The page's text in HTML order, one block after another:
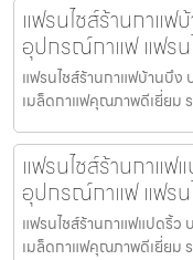
แฟรนไชส์ร้านกาแฟ
อุปกรณ์กาแฟ แฟรน
แฟรนไชส์ร้านกาแฟบ้านบึง
เมล็ดกาแฟคุณภาพดีเยี่ยม
แฟรนไชส์ร้านกาแฟ
อุปกรณ์กาแฟ แฟรน
แฟรนไชส์ร้านกาแฟแปดริ้ว
เมล็ดกาแฟคุณภาพดีเยี่ยม